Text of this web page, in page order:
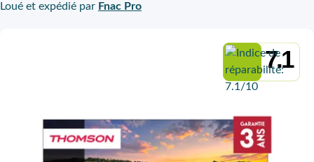
7.1
Loué et expédié par Fnac Pro